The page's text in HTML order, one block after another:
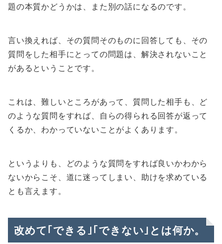
題の本質かどうかは、また別の話になるのです。
言い換えれば、その質問そのものに回答しても、その
質問をした相手にとっての問題は、解決されないこと
があるということです。
これは、難しいところがあって、質問した相手も、ど
のような質問をすれば、自らの得られる回答が返って
くるか、わかっていないことがよくあります。
というよりも、どのような質問をすれば良いかわから
ないからこそ、道に迷ってしまい、助けを求めている
とも言えます。
改めて｢できる｣｢できない｣とは何か。